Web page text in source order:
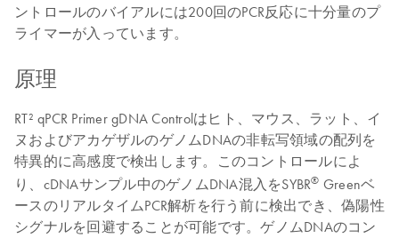
ントロールのバイアルには200回のPCR反応に十分量のプ
ライマーが入っています。
原理
RT² qPCR Primer gDNA Controlはヒト、マウス、ラット、イ
ヌおよびアカゲザルのゲノムDNAの非転写領域の配列を
特異的に高感度で検出します。このコントロールによ
り、cDNAサンプル中のゲノムDNA混入をSYBR® Greenベ
ースのリアルタイムPCR解析を行う前に検出でき、偽陽性
シグナルを回避することが可能です。ゲノムDNAのコン